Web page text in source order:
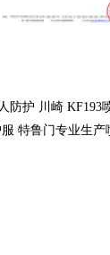
防护 川崎
服 特鲁门专业生